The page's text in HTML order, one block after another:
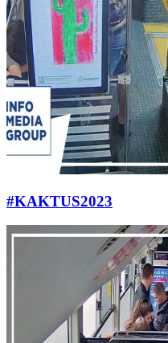
#KAKTUS2023